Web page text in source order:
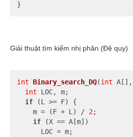
}
Giải thuật tìm kiếm nhị phân (Đệ quy)
int Binary_search_DQ(int A[],
int LOC, m;
if (L >= F) {
    m = (F + L) /
2;
if (X == A[m])
      LOC = m;